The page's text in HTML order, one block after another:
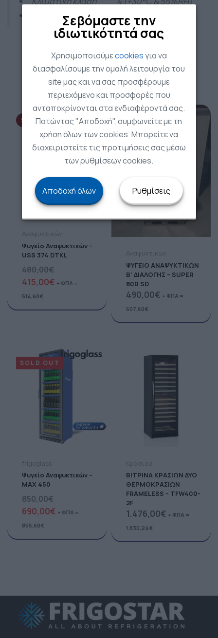
Σεβόμαστε την
ιδιωτικότητά σας
Χρησιμοποιούμεcookiesγια να
διασφαλίσουμε την ομαλή λειτουργία του
site μας και να σας προσφέρουμε
περιεχόμενο και προσφορές που
ανταποκρίνονται στα ενδιαφέροντά σας.
Πατώντας "Αποδοχή", συμφωνείτε με τη
χρήση όλων των cookies. Μπορείτε να
διαχειριστείτε τις προτιμήσεις σας μέσω
των ρυθμίσεων cookies.
Αποδοχή όλων Ρυθμίσεις
Καθαρό Βάρος 44 Kg
Related Products
SALE!
Αναψυκτικών
Ψυγείο Αναψυκτικών –
USS 374 DTKL
480,00€
415,00€ + ΦΠΑ =
514,60€
Αναψυκτικών
ΨΥΓΕΙΟ ΑΝΑΨΥΚΤΙΚΩΝ
Β’ ΔΙΑΛΟΓΗΣ – SUPER
800 SD
490,00€ + ΦΠΑ =
607,60€
SOLD OUT
frigoglass
Ψυγείο Αναψυκτικών –
MAX 450
850,00€
690,00€ + ΦΠΑ =
855,60€
Κρασιού
ΒΙΤΡΙΝΑ ΚΡΑΣΙΩΝ ΔΥΟ
ΘΕΡΜΟΚΡΑΣΙΩΝ
FRAMELESS – TFW400-
2F
1.476,00€ + ΦΠΑ =
1.830,24€